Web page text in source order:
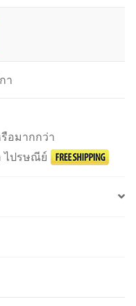
า
อมากกว่า
ไปรษณีย์